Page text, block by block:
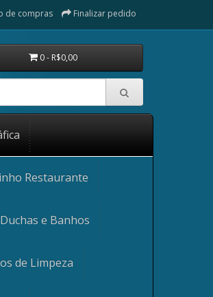
de compras Finalizar pedido
0 - R$0,00
Restaurante
Duchas e Banhos
de Limpeza